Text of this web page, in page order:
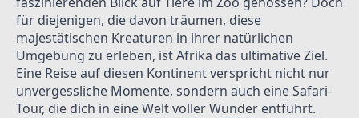
für diejenigen, die davon träumen, diese
majestätischen Kreaturen in ihrer natürlichen
Umgebung zu erleben, ist Afrika das ultimative Ziel.
Eine Reise auf diesen Kontinent verspricht nicht nur
unvergessliche Momente, sondern auch eine Safari-
Tour, die dich in eine Welt voller Wunder entführt.